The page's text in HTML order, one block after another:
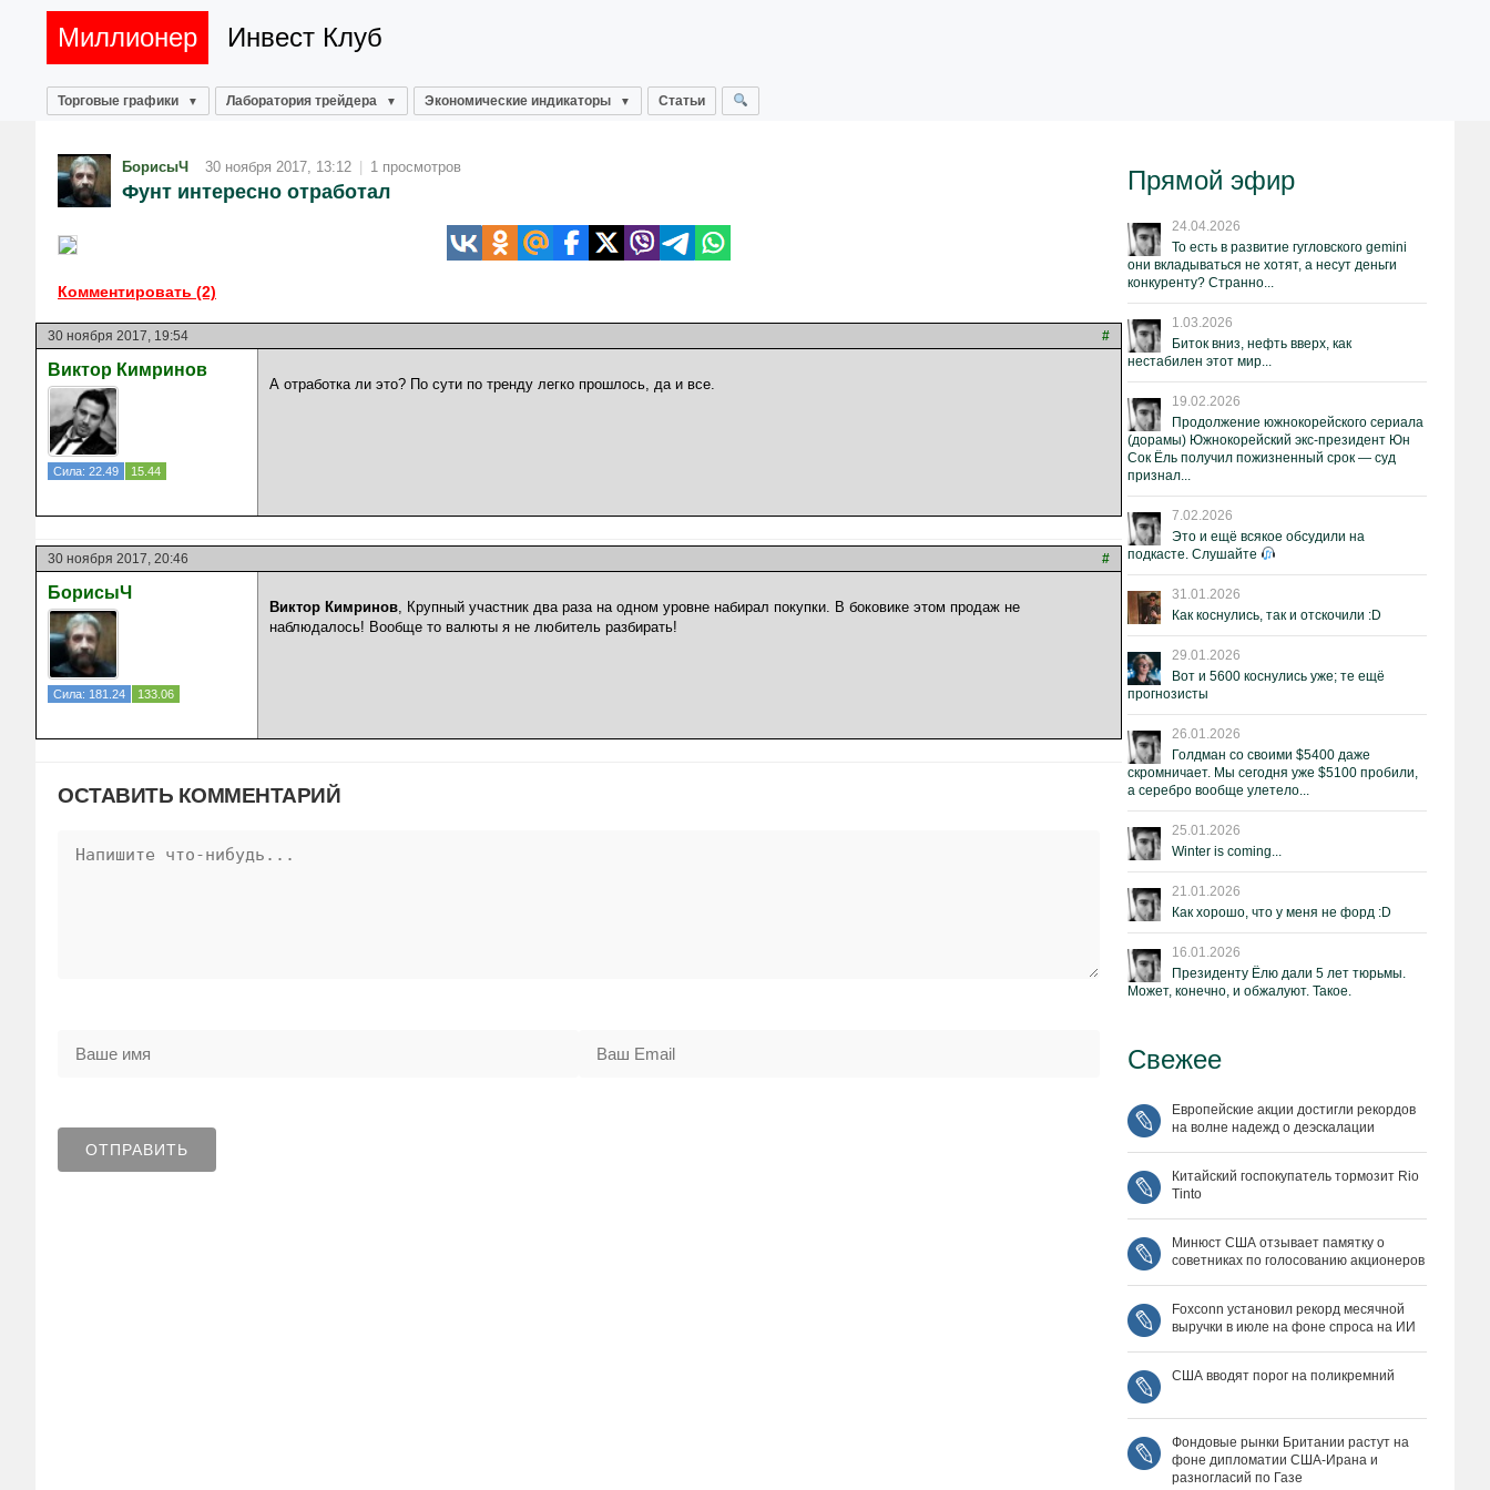
Миллионер Инвест Клуб
Торговые графики Лаборатория трейдера Экономические индикаторы Статьи
БорисыЧ 30 ноября 2017, 13:12 | 1 просмотров
Фунт интересно отработал
Комментировать (2)
30 ноября 2017, 19:54 #
Виктор Кимринов
Сила: 22.49 15.44
А отработка ли это? По сути по тренду легко прошлось, да и все.
30 ноября 2017, 20:46 #
БорисыЧ
Сила: 181.24 133.06
Виктор Кимринов, Крупный участник два раза на одном уровне набирал покупки. В боковике этом продаж не
наблюдалось! Вообще то валюты я не любитель разбирать!
ОСТАВИТЬ КОММЕНТАРИЙ
Прямой эфир
24.04.2026
То есть в развитие гугловского gemini
они вкладываться не хотят, а несут деньги
конкуренту? Странно...
1.03.2026
Биток вниз, нефть вверх, как
нестабилен этот мир...
19.02.2026
Продолжение южнокорейского сериала
(дорамы) Южнокорейский экс-президент Юн
Сок Ёль получил пожизненный срок — суд
признал...
7.02.2026
Это и ещё всякое обсудили на
подкасте. Слушайте
31.01.2026
Как коснулись, так и отскочили :D
29.01.2026
Вот и 5600 коснулись уже; те ещё
прогнозисты
26.01.2026
Голдман со своими $5400 даже
скромничает. Мы сегодня уже $5100 пробили,
а серебро вообще улетело...
25.01.2026
Winter is coming...
21.01.2026
Как хорошо, что у меня не форд :D
16.01.2026
Президенту Ёлю дали 5 лет тюрьмы.
Может, конечно, и обжалуют. Такое.
Свежее
Европейские акции достигли рекордов
на волне надежд о деэскалации
Китайский госпокупатель тормозит Rio
Tinto
Минюст США отзывает памятку о
советниках по голосованию акционеров
Foxconn установил рекорд месячной
выручки в июле на фоне спроса на ИИ
США вводят порог на поликремний
Фондовые рынки Британии растут на
фоне дипломатии США‑Ирана и
разногласий по Газе